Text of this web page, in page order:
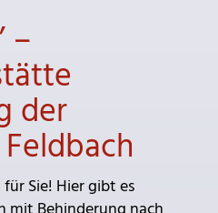
–
der
Sie! Hier gibt es